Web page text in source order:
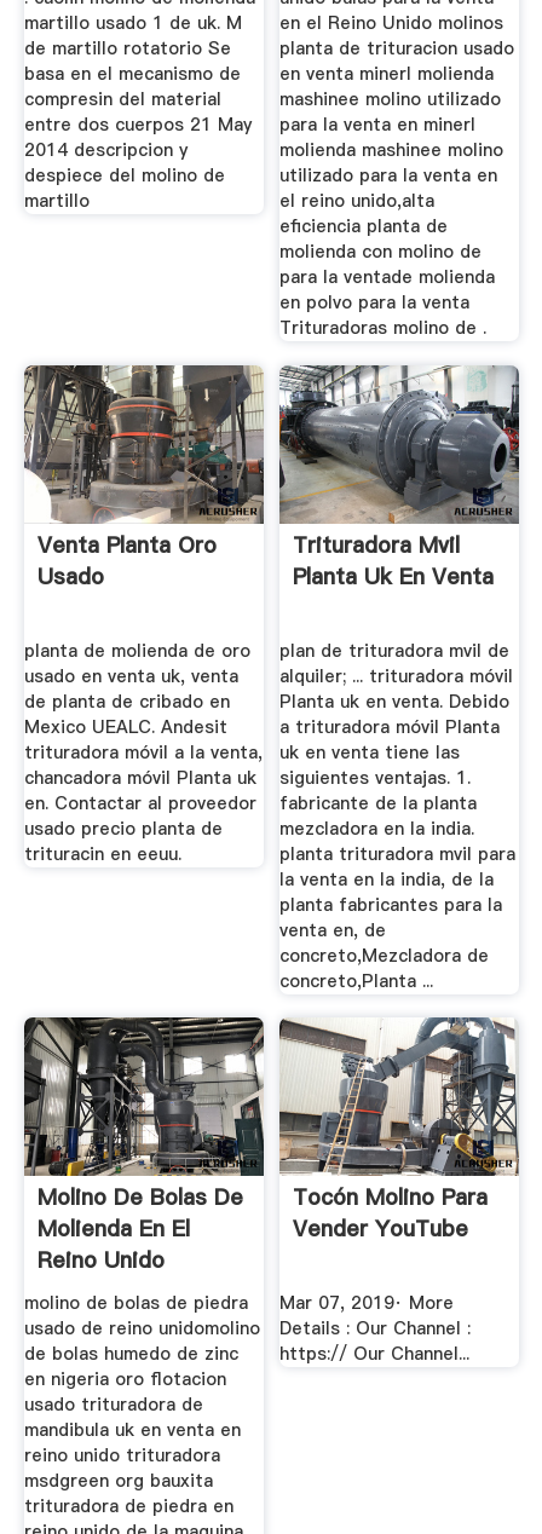
martillo usado 1 de uk. M
de martillo rotatorio Se
basa en el mecanismo de
compresin del material
entre dos cuerpos 21 May
2014 descripcion y
despiece del molino de
martillo
en el Reino Unido molinos
planta de trituracion usado
en venta minerl molienda
mashinee molino utilizado
para la venta en minerl
molienda mashinee molino
utilizado para la venta en
el reino unido,alta
eficiencia planta de
molienda con molino de
para la ventade molienda
en polvo para la venta
Trituradoras molino de .
Venta Planta Oro
Usado
planta de molienda de oro
usado en venta uk, venta
de planta de cribado en
Mexico UEALC. Andesit
trituradora móvil a la venta,
chancadora móvil Planta uk
en. Contactar al proveedor
usado precio planta de
trituracin en eeuu.
Trituradora Mvil
Planta Uk En Venta
plan de trituradora mvil de
alquiler; ... trituradora móvil
Planta uk en venta. Debido
a trituradora móvil Planta
uk en venta tiene las
siguientes ventajas. 1.
fabricante de la planta
mezcladora en la india.
planta trituradora mvil para
la venta en la india, de la
planta fabricantes para la
venta en, de
concreto,Mezcladora de
concreto,Planta ...
Molino De Bolas De
Molienda En El
Reino Unido
molino de bolas de piedra
usado de reino unidomolino
de bolas humedo de zinc
en nigeria oro flotacion
usado trituradora de
mandibula uk en venta en
reino unido trituradora
msdgreen org bauxita
trituradora de piedra en
Tocón Molino Para
Vender YouTube
Mar 07, 2019· More
Details : Our Channel :
https:// Our Channel...